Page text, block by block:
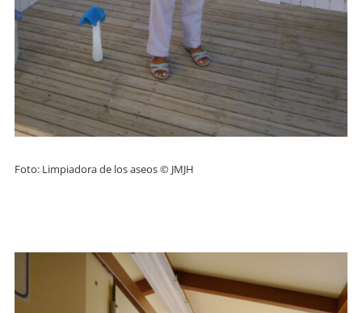
Foto: Limpiadora de los aseos © JMJH